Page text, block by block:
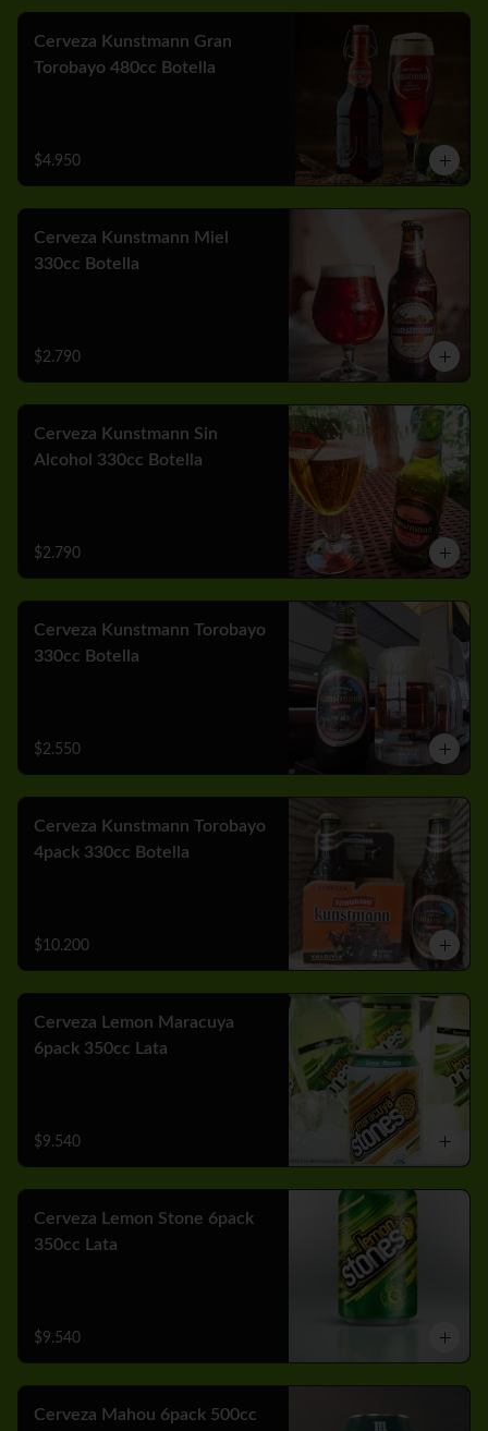
Cerveza Kunstmann Gran
Torobayo 480cc Botella
$4.950
Cerveza Kunstmann Miel
330cc Botella
$2.790
Cerveza Kunstmann Sin
Alcohol 330cc Botella
$2.790
Cerveza Kunstmann Torobayo
330cc Botella
$2.550
Cerveza Kunstmann Torobayo
4pack 330cc Botella
$10.200
Cerveza Lemon Maracuya
6pack 350cc Lata
$9.540
Cerveza Lemon Stone 6pack
350cc Lata
$9.540
Cerveza Mahou 6pack 500cc